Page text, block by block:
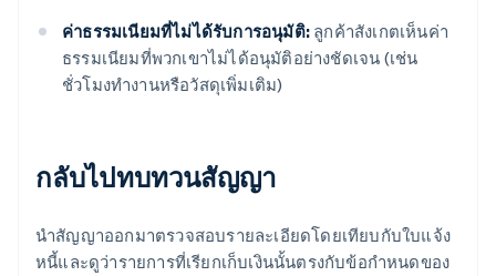
ค่าธรรมเนียมที่ไม่ได้รับการอนุมัติ: ลูกค้าสังเกตเห็นค่า
ธรรมเนียมที่พวกเขาไม่ได้อนุมัติอย่างชัดเจน (เช่น
ชั่วโมงทำงานหรือวัสดุเพิ่มเติม)
กลับไปทบทวนสัญญา
นำสัญญาออกมาตรวจสอบรายละเอียดโดยเทียบกับใบแจ้ง
หนี้และดูว่ารายการที่เรียกเก็บเงินนั้นตรงกับข้อกำหนดของ